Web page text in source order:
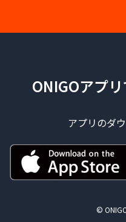
ONIGOアプ
アプリのダ
©